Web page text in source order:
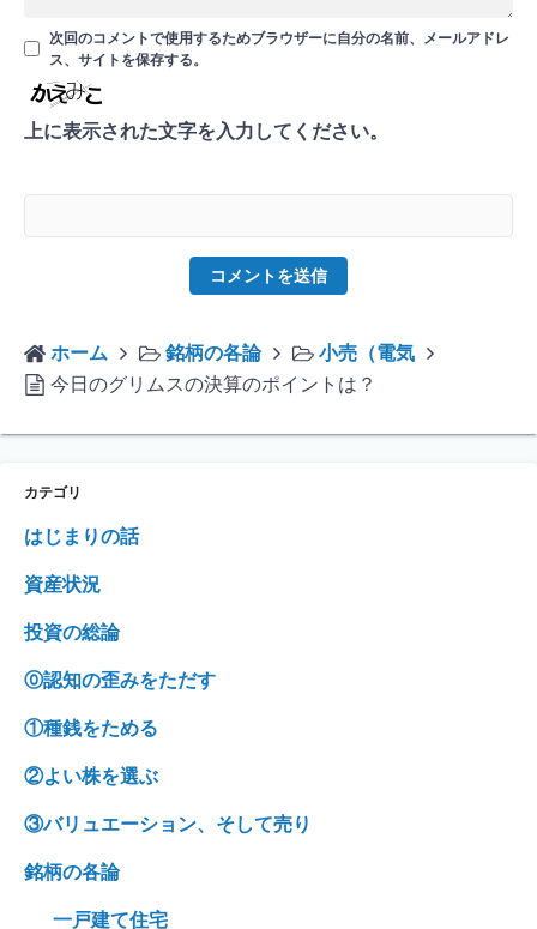
次回のコメントで使用するためブラウザーに自分の名前、メールアドレ
ス、サイトを保存する。
上に表示された文字を入力してください。
ホーム 銘柄の各論
小売（電気
今日のグリムスの決算のポイントは？
カテゴリ
はじまりの話
資産状況
投資の総論
⓪認知の歪みをただす
①種銭をためる
②よい株を選ぶ
③バリュエーション、そして売り
銘柄の各論
一戸建て住宅